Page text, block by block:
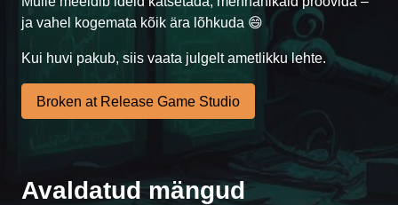
ja vahel kogemata kõik ära lõhkuda 😄
Kui huvi pakub, siis vaata julgelt ametlikku lehte.
Broken at Release Game Studio
Avaldatud mängud